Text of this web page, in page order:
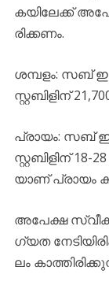
ക​യി​ലേ​ക്ക്
രി​ക്ക​ണം.
ശ​മ്പ​ളം: സ​ബ്
സ്റ്റ​ബി​ളി​ന്
പ്രാ​യം: സ​ബ്
സ്റ്റ​ബി​ളി​ന് 18-
യാ​ണ് പ്രാ​യം
അ​പേ​ക്ഷ
ഗ്യ​ത
ലം